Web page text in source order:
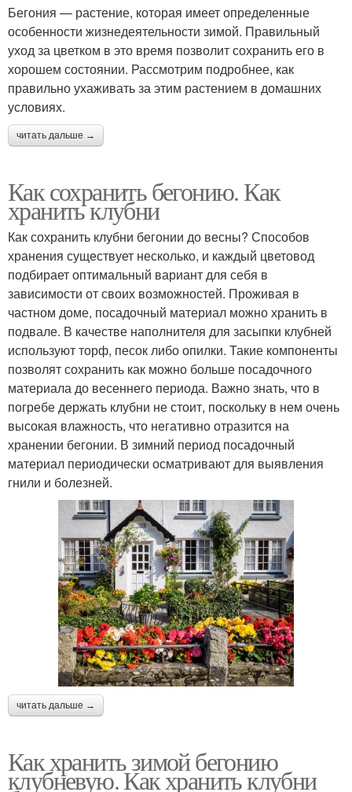
Бегония — растение, которая имеет определенные
особенности жизнедеятельности зимой. Правильный
уход за цветком в это время позволит сохранить его в
хорошем состоянии. Рассмотрим подробнее, как
правильно ухаживать за этим растением в домашних
условиях.
читать дальше →
Как сохранить бегонию. Как
хранить клубни
Как сохранить клубни бегонии до весны? Способов
хранения существует несколько, и каждый цветовод
подбирает оптимальный вариант для себя в
зависимости от своих возможностей. Проживая в
частном доме, посадочный материал можно хранить в
подвале. В качестве наполнителя для засыпки клубней
используют торф, песок либо опилки. Такие компоненты
позволят сохранить как можно больше посадочного
материала до весеннего периода. Важно знать, что в
погребе держать клубни не стоит, поскольку в нем очень
высокая влажность, что негативно отразится на
хранении бегонии. В зимний период посадочный
материал периодически осматривают для выявления
гнили и болезней.
читать дальше →
Как хранить зимой бегонию
клубневую. Как хранить клубни